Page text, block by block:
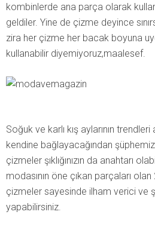
kombinlerde ana parça olarak
geldiler. Yine de çizme deyince
zira her çizme her bacak boyuna
kullanabilir diyemiyoruz,maalesef.
Soğuk ve karlı kış aylarının
kendine bağlayacağından
çizmeler şıklığınızın da anahtarı
modasının öne çıkan parçaları
çizmeler sayesinde ilham verici ve
yapabilirsiniz.